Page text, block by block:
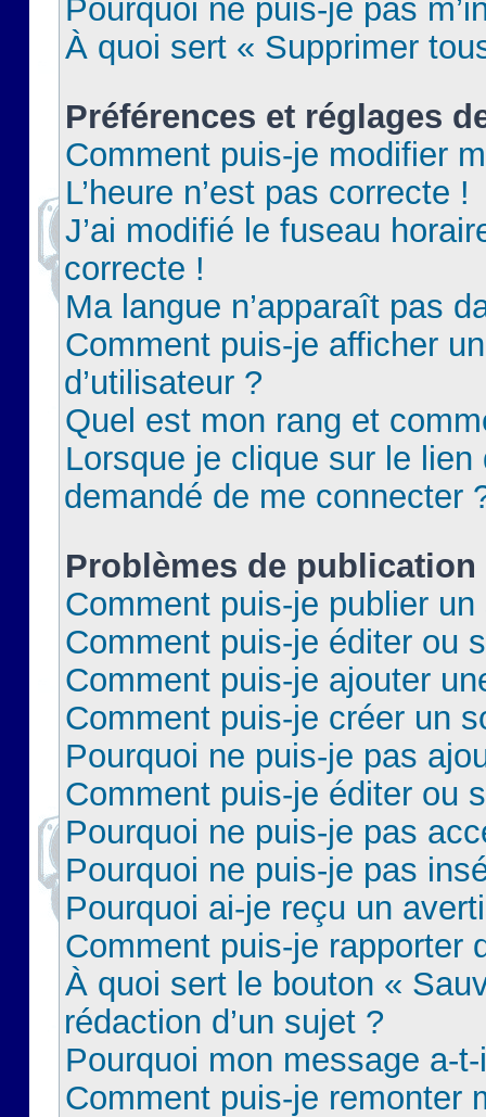
Pourquoi ne puis-je pas
À quoi sert « Supprimer
Préférences et réglages
Comment puis-je modifier
L’heure n’est pas correcte !
J’ai modifié le fuseau
correcte !
Ma langue n’apparaît pas
Comment puis-je afficher
d’utilisateur ?
Quel est mon rang et
Lorsque je clique sur le lien
demandé de me connecter
Problèmes de publication
Comment puis-je publier
Comment puis-je éditer ou
Comment puis-je ajouter
Comment puis-je créer un
Pourquoi ne puis-je pas
Comment puis-je éditer ou
Pourquoi ne puis-je pas
Pourquoi ne puis-je pas
Pourquoi ai-je reçu un
Comment puis-je rapporter
À quoi sert le bouton «
rédaction d’un sujet ?
Pourquoi mon message a-
Comment puis-je remonter